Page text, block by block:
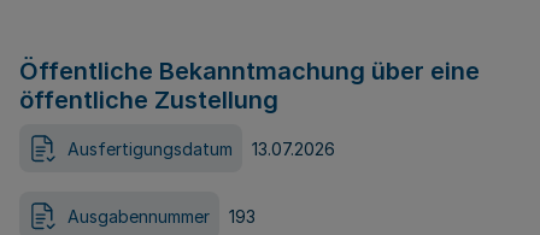
Öffentliche Bekanntmachung über eine
öffentliche Zustellung
Ausfertigungsdatum 13.07.2026
Ausgabennummer 193